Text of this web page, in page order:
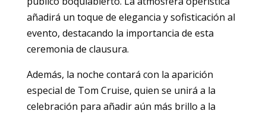
añadirá un toque de elegancia y sofisticación al
evento, destacando la importancia de esta
ceremonia de clausura.
Además, la noche contará con la aparición
especial de Tom Cruise, quien se unirá a la
celebración para añadir aún más brillo a la